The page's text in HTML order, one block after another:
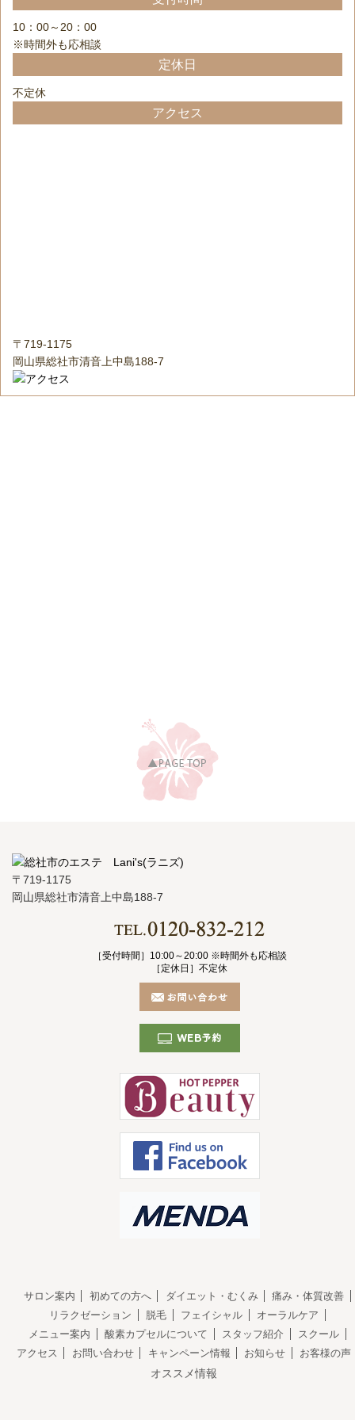
10：00～20：00
※時間外も応相談
定休日
不定休
アクセス
〒719-1175
岡山県総社市清音上中島188-7
〒719-1175
岡山県総社市清音上中島188-7
［受付時間］10:00～20:00 ※時間外も応相談
［定休日］不定休
サロン案内 初めての方へ ダイエット・むくみ
痛み・体質改善
リラクゼーション
脱毛 フェイシャル
オーラルケア
メニュー案内
酸素カプセルについて スタッフ紹介
スクール
アクセス
お問い合わせ キャンペーン情報 お知らせ お客様の声
オススメ情報